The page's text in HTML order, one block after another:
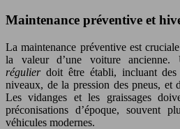
Maintenance préventive et
La maintenance préventive est
la valeur d’une voiture
régulier doit être établi, incluant des
niveaux, de la pression des pneus, et
Les vidanges et les graissages
préconisations d’époque, souvent
véhicules modernes.